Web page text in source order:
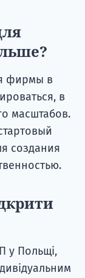
фирмы в
в
масштабов.
создания
у Польщі,